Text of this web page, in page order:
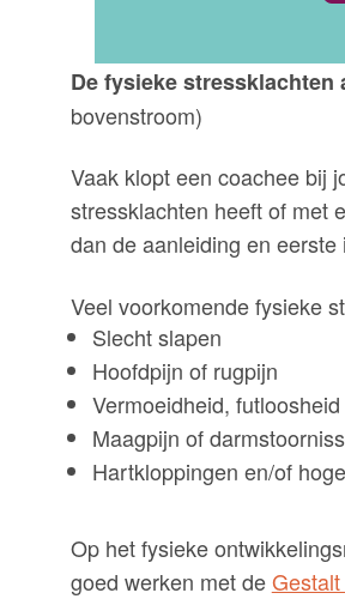
De fysieke
bovenstroom)
Vaak klopt een coachee bij
stressklachten heeft of met
dan de aanleiding en
Veel voorkomende fysieke
Slecht slapen
Hoofdpijn of rugpijn
Vermoeidheid, futloosheid
Maagpijn of
Hartkloppingen en/of
Op het fysieke
goed werken met de